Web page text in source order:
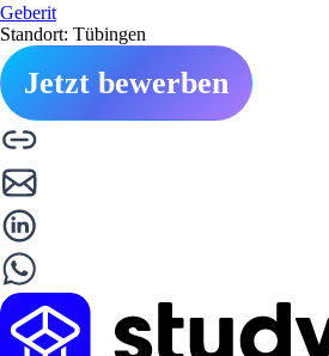
Geberit
Standort: Tübingen
Jetzt bewerben